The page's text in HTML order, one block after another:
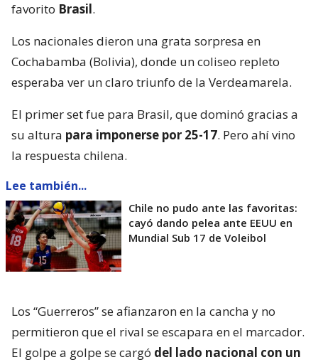
favorito Brasil.
Los nacionales dieron una grata sorpresa en
Cochabamba (Bolivia), donde un coliseo repleto
esperaba ver un claro triunfo de la Verdeamarela.
El primer set fue para Brasil, que dominó gracias a
su altura para imponerse por 25-17. Pero ahí vino
la respuesta chilena.
Lee también...
Chile no pudo ante las favoritas:
cayó dando pelea ante EEUU en
Mundial Sub 17 de Voleibol
Los “Guerreros” se afianzaron en la cancha y no
permitieron que el rival se escapara en el marcador.
El golpe a golpe se cargó del lado nacional con un